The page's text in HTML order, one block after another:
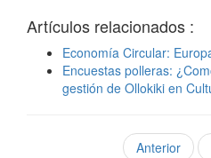
Artículos relacionados :
Economía Circular:
Encuestas polleras:
gestión de Ollokiki en
Anterior